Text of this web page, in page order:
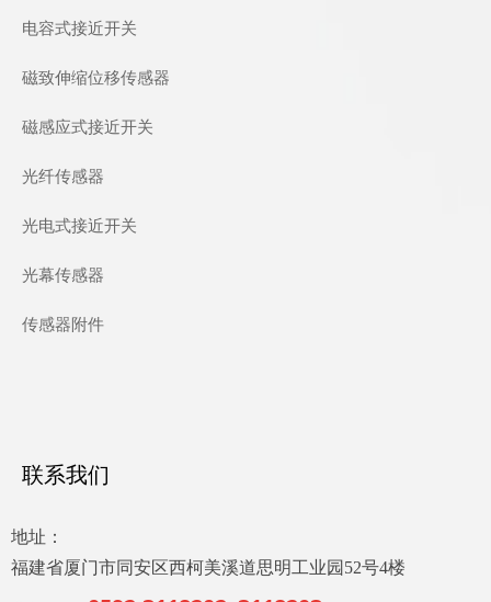
电容式接近开关
磁致伸缩位移传感器
磁感应式接近开关
光纤传感器
光电式接近开关
光幕传感器
传感器附件
地址：
福建省厦门市同安区西柯美溪道思明工业园52号4楼
联系我们